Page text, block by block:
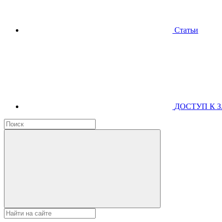
Статьи
ДОСТУП К